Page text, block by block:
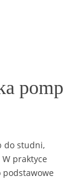
pomp
do studni,
praktyce
podstawowe